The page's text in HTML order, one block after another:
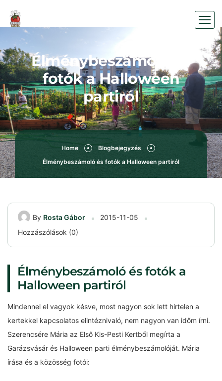
Élménybeszámoló és
fotók a Halloween
partiról
Home
Blogbejegyzés
Élménybeszámoló és fotók a Halloween partiról
By Rosta Gábor
2015-11-05
Hozzászólások (0)
Élménybeszámoló és fotók a
Halloween partiról
Mindennel el vagyok késve, most nagyon sok lett hirtelen a
kertekkel kapcsolatos elintéznivaló, nem nagyon van időm írni.
Szerencsére Mária az Első Kis-Pesti Kertből megírta a
Garázsvásár és Halloween parti élménybeszámolóját. Mária
írása és a közösség fotói: